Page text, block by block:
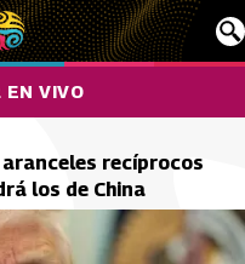
EN VIVO
recíprocos
los de China